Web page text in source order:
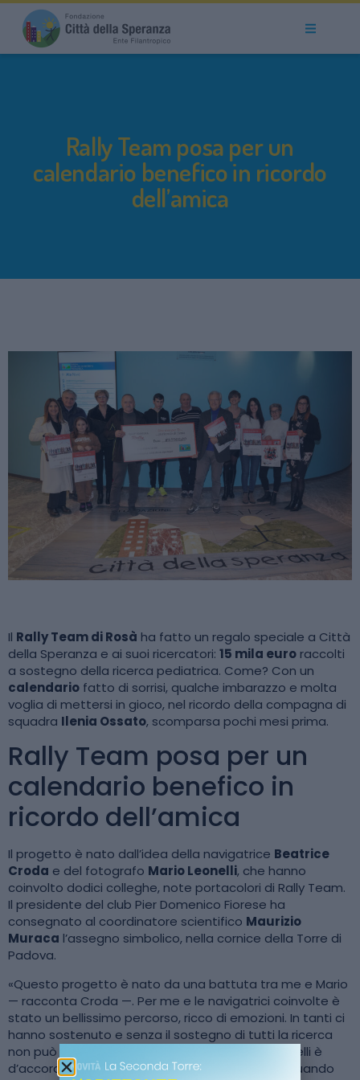
Rally Team posa per un
calendario benefico in ricordo
dell’amica
Il Rally Team di Rosà ha fatto un regalo speciale a Città
della Speranza e ai suoi ricercatori: 15 mila euro raccolti
a sostegno della ricerca pediatrica. Come? Con un
calendario fatto di sorrisi, qualche imbarazzo e molta
voglia di mettersi in gioco, nel ricordo della compagna di
squadra Ilenia Ossato, scomparsa pochi mesi prima.
Rally Team posa per un
calendario benefico in
ricordo dell’amica
Il progetto è nato dall’idea della navigatrice Beatrice
Croda e del fotografo Mario Leonelli, che hanno
coinvolto dodici colleghe, note portacolori di Rally Team.
Il presidente del club Pier Domenico Fiorese ha
consegnato al coordinatore scientifico Maurizio
Muraca l’assegno simbolico, nella cornice della Torre di
Padova.
«Questo progetto è nato da una battuta tra me e Mario
— racconta Croda —. Per me e le navigatrici coinvolte è
stato un bellissimo percorso, ricco di emozioni. In tanti ci
hanno sostenuto e senza il sostegno di tutti la ricerca
non può andare avanti.» Anche il fotografo Leonelli è
d’accordo: «È stata una bellissima esperienza. Quando